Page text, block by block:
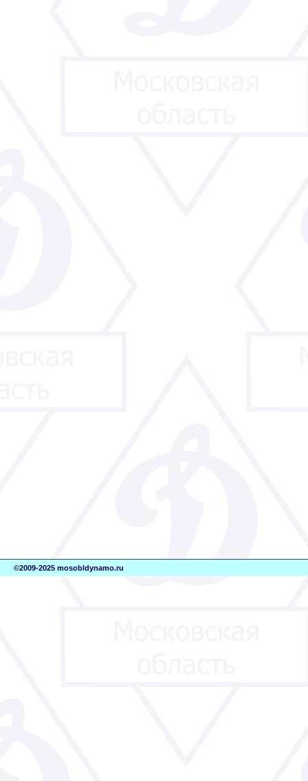
©2009-2025 mosobldynamo.ru